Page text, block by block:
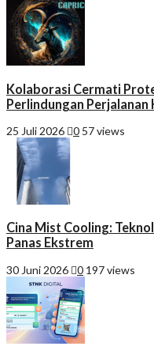
Kolaborasi Cermati
Perlindungan Perjalanan
25 Juli 2026 0 57 views
Cina Mist Cooling:
Panas Ekstrem
30 Juni 2026 0 197 views